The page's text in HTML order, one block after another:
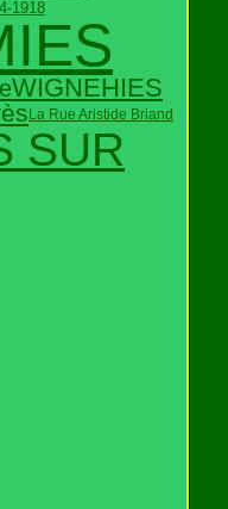
1918
WIGNEHIES
La Rue Aristide Briand
SUR